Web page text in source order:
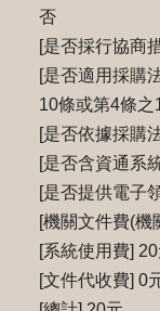
否
[是否採行協商
[是否適用採購
10條或第4條之
[是否依據採購
[是否含資通系
[是否提供電子
[機關文件費(機
[系統使用費]
[文件代收費] 0